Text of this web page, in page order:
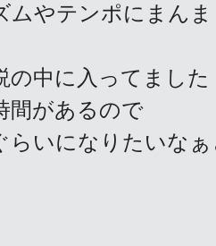
ムやテンポにまん
の中に入ってました
間があるので
らいになりたいな